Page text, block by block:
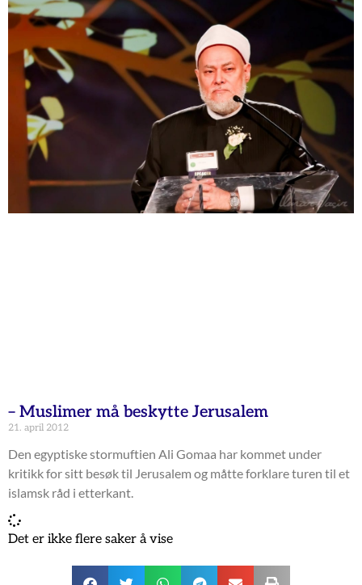
– Muslimer må beskytte Jerusalem
21. april 2012
Den egyptiske stormuftien Ali Gomaa har kommet under
kritikk for sitt besøk til Jerusalem og måtte forklare turen til et
islamsk råd i etterkant.
Det er ikke flere saker å vise